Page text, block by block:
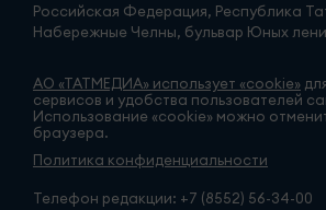
Российская Федерация, Республика
Набережные Челны, бульвар Юных
АО «ТАТМЕДИА» использует «cookie»
сервисов и удобства пользователей
Использование «cookie» можно
браузера.
Политика конфиденциальности
Телефон редакции: +7 (8552) 56-34-00